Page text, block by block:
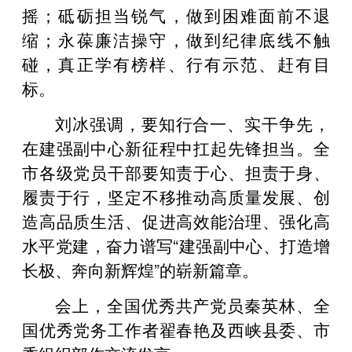
摇；砥砺担当锐气，做到困难面前不退
缩；永葆廉洁操守，做到纪律底线不触
碰，真正学有榜样、行有示范、赶有目
标。
刘冰强调，要知行合一、实干争先，
在建强副中心新征程中扛起先锋担当。全
市各级党员干部要知责于心、担责于身、
履责于行，坚定不移推动高质量发展、创
造高品质生活、促进高效能治理、强化高
水平党建，奋力谱写“建强副中心、打造增
长极、奔向新辉煌”的崭新篇章。
会上，全国优秀共产党员秦英林、全
国优秀党务工作者翟春艳及西峡县委、市